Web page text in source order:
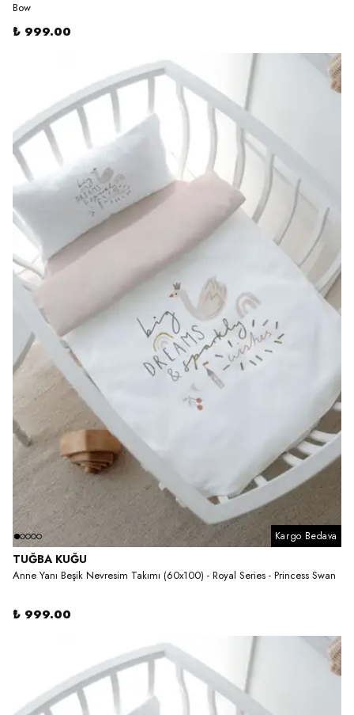
Bow
₺ 999.00
Kargo Bedava
TUĞBA KUĞU
Anne Yanı Beşik Nevresim Takımı (60x100) - Royal Series - Princess Swan
₺ 999.00